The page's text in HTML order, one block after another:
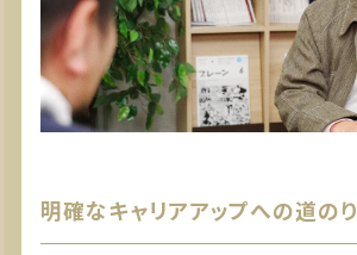
明確なキャリアアップへの道のり